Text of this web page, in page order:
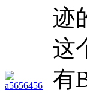
a5656456
迹
这
有